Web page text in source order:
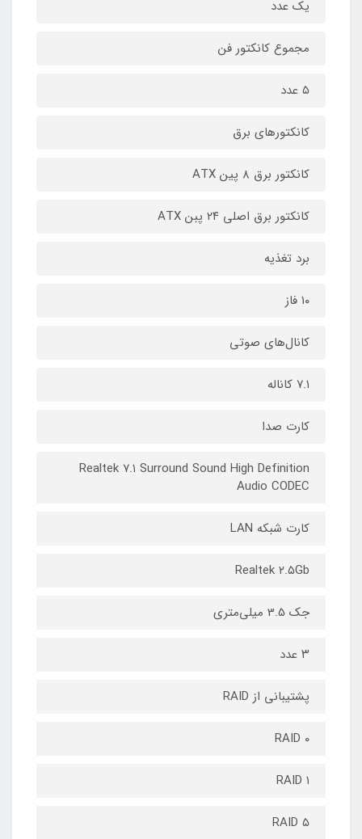
یک عدد
مجموع کانکتور فن
۵ عدد
کانکتورهای برق
کانکتور برق ۸ پین ATX
کانکتور برق اصلی ۲۴ پبن ATX
برد تغذیه
۱۰ فاز
کانال‌های صوتی
۷.۱ کاناله
کارت صدا
Realtek ۷.۱ Surround Sound High Definition
Audio CODEC
کارت شبکه LAN
Realtek ۲.۵Gb
جک 3.5 میلی‌متری
۳ عدد
پشتیبانی از RAID
RAID ۰
RAID ۱
RAID ۵